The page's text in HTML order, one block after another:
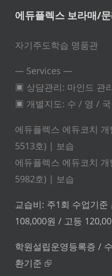
에듀플렉스 보라매/
자기주도학습 명품관
— Services —
▣ 상담관리: 마인드 관
▣ 개별지도: 수 / 영 /
에듀플렉스 에듀코치
5513호) | 보습
에듀플렉스 에듀코치
5982호) | 보습
교습비: 주1회 수업기
108,000원 / 고등
학원설립운영등록증 /
환기준 ⮺